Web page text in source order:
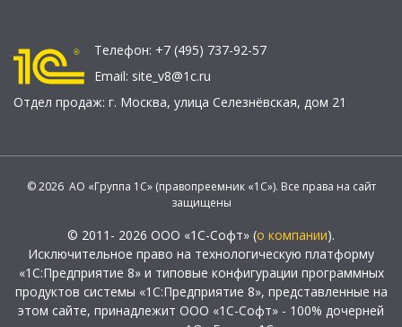
Телефон: +7 (495) 737-92-57
Email: site_v8@1c.ru
Отдел продаж: г. Москва, улица Селезнёвская, дом 21
© 2026 АО «Группа 1С» (правопреемник «1С»). Все права на сайт
защищены
© 2011- 2026 ООО «1С-Софт» (о компании).
Исключительное право на технологическую платформу
«1С:Предприятие 8» и типовые конфигурации программных
продуктов системы «1С:Предприятие 8», представленные на
этом сайте, принадлежит ООО «1С-Софт» - 100% дочерней